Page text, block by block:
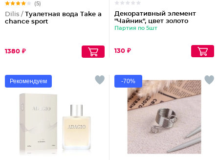
(5)
Dilis / Туалетная вода Take a
chance sport
1380 ₽
Декоративный элемент
"Чайник", цвет золото
Партия по 5шт
130 ₽
Рекомендуем -70%